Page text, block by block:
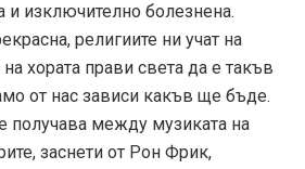
и изключително болезнена.
религиите ни учат на
хората прави света да е такъв
от нас зависи какъв ще бъде.
получава между музиката на
заснети от Рон Фрик,